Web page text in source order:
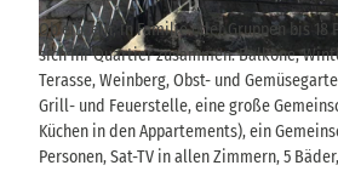
© Kathleen Krenz |
Ob einzeln, in Familie oder Gruppen bis 18
sich Ihr Quartier zusammen. Balkone,
Terasse, Weinberg, Obst- und
Grill- und Feuerstelle, eine große
Küchen in den Appartements), ein
Personen, Sat-TV in allen Zimmern, 5